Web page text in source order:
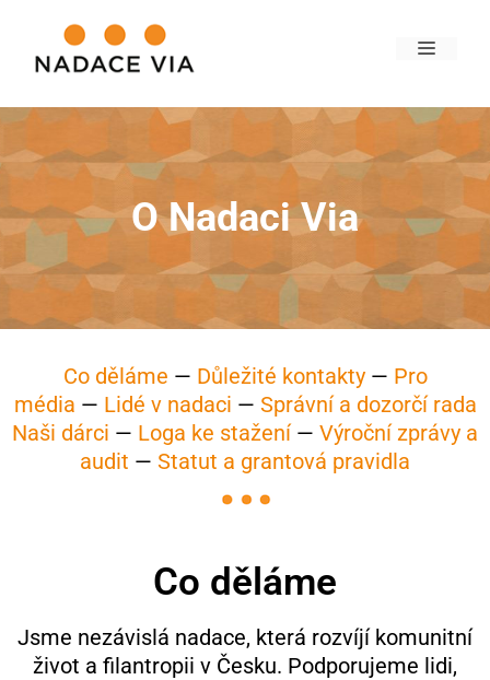
O Nadaci Via
Co děláme — Důležité kontakty— Pro
média — Lidé v nadaci — Správní a dozorčí rada
Naši dárci — Loga ke stažení— Výroční zprávy a
audit — Statut a grantová pravidla
Co děláme
Jsme nezávislá nadace, která rozvíjí komunitní
život a filantropii v Česku. Podporujeme lidi,